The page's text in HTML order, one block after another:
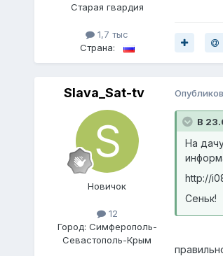
Старая гвардия
1,7 тыс
Страна:
Slava_Sat-tv
Новичок
12
Город: Симферополь-
Севастополь-Крым
В
На
http://
Сеньк!